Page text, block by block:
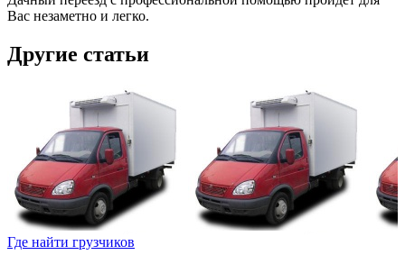
Вас незаметно и легко.
Другие статьи
Где найти грузчиков